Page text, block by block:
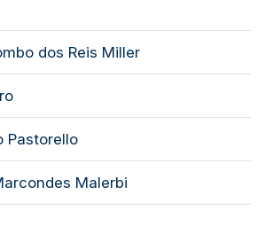
dos Reis Miller
Pastorello
Malerbi